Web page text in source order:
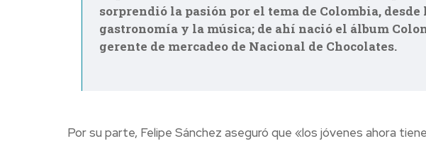
sorprendió la pasión por el tema de Colombia,
gastronomía y la música; de ahí nació el álbum
gerente de mercadeo de Nacional de Chocolates.
Por su parte, Felipe Sánchez aseguró que «los jóvenes ahora